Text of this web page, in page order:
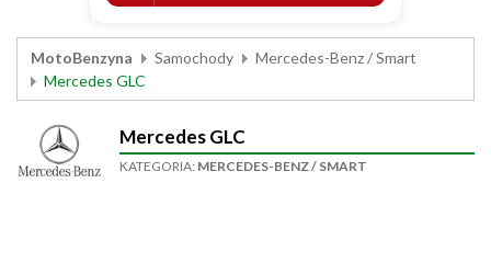
MotoBenzyna Samochody
Mercedes-Benz / Smart
Mercedes GLC
Mercedes GLC
KATEGORIA: MERCEDES-BENZ / SMART